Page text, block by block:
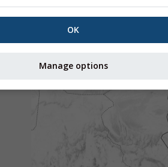
OK
Manage options